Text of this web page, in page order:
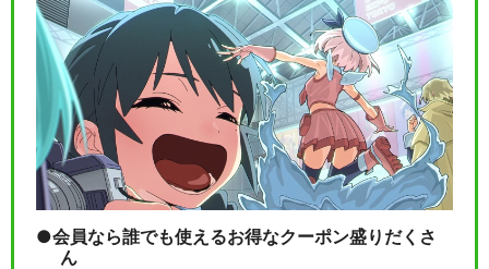
ミュージカル『薄桜鬼 志譚』
風間千景 篇
閉じる
会員なら誰でも使えるお得なクーポン盛りだくさ
ん